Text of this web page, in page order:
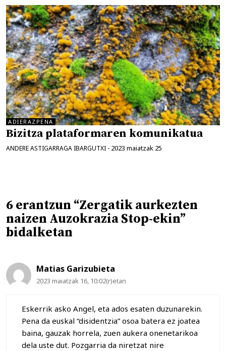
ADIERAZPENA
Bizitza plataformaren komunikatua
ANDERE ASTIGARRAGA IBARGUTXI - 2023 maiatzak 25
6 erantzun “Zergatik aurkezten
naizen Auzokrazia Stop-ekin”
bidalketan
Matias Garizubieta
2023 maiatzak 16, 10:02(r)etan
Eskerrik asko Angel, eta ados esaten duzunarekin.
Pena da euskal “disidentzia” osoa batera ez joatea
baina, gauzak horrela, zuen aukera onenetarikoa
dela uste dut. Pozgarria da niretzat nire